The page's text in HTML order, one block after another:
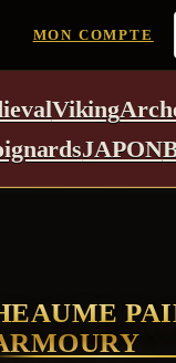
MON COMPTE
Viking
JAPON